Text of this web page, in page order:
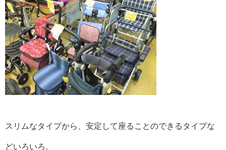
スリムなタイプから、安定して座ることのできるタイプな
どいろいろ。